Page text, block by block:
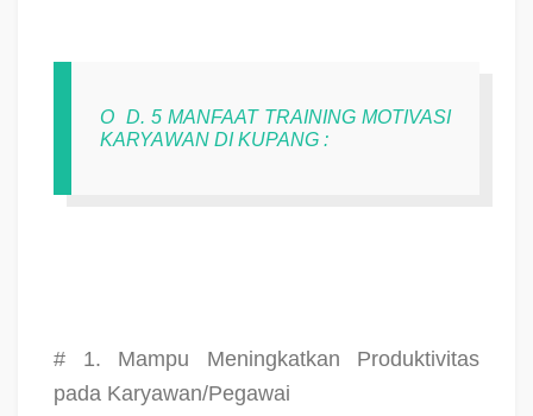
O D. 5 MANFAAT TRAINING MOTIVASI
KARYAWAN DI KUPANG :
# 1. Mampu Meningkatkan Produktivitas
pada Karyawan/Pegawai